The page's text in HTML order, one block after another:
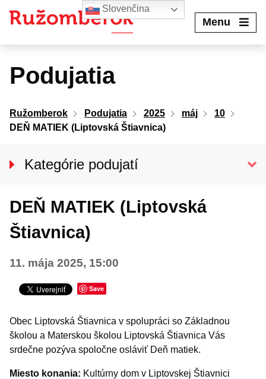
Menu
Podujatia
Ružomberok Podujatia 2025 máj
10
DEŇ MATIEK (Liptovská Štiavnica)
Kategórie podujatí
Kino Kultúra
Divadlo
Šport
Turistika
INÉ PODUJATIA
DEŇ MATIEK (Liptovská
Štiavnica)
11. mája 2025, 15:00
Save
Obec Liptovská Štiavnica v spolupráci so Základnou
školou a Materskou školou Liptovská Štiavnica Vás
srdečne pozýva spoločne osláviť Deň matiek.
Miesto konania: Kultúrny dom v Liptovskej Štiavnici
Slovenčina